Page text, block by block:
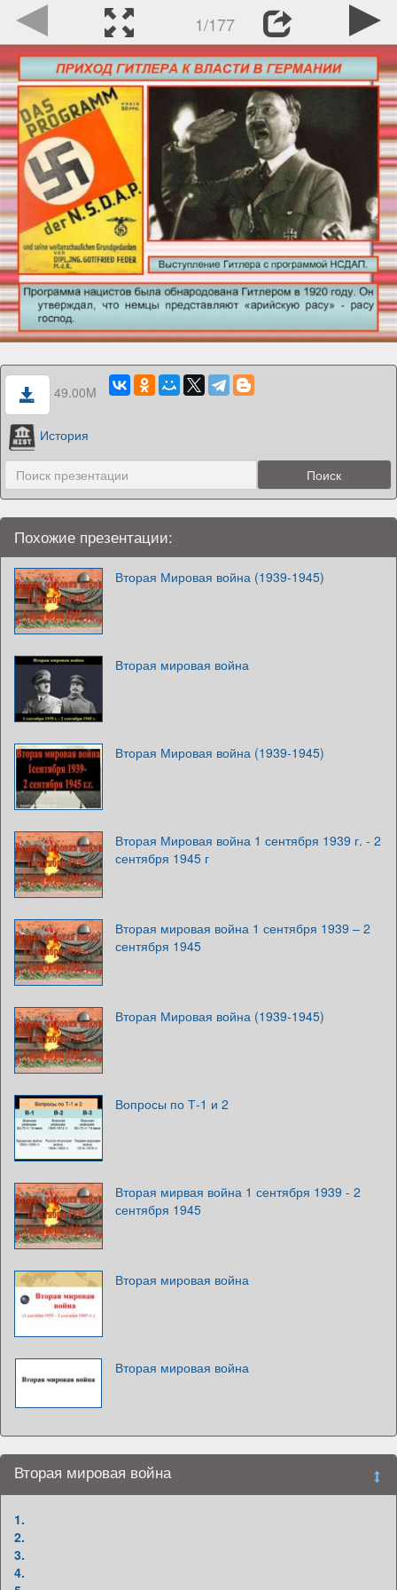
1/177
49.00M
История
Похожие презентации:
Вторая Мировая война (1939-1945)
Вторая мировая война
Вторая Мировая война (1939-1945)
Вторая Мировая война 1 сентября 1939 г. - 2
сентября 1945 г
Вторая мировая война 1 сентября 1939 – 2
сентября 1945
Вторая Мировая война (1939-1945)
Вопросы по Т-1 и 2
Вторая мирвая война 1 сентября 1939 - 2
сентября 1945
Вторая мировая война
Вторая мировая война
Вторая мировая война
1.
2.
3.
4.